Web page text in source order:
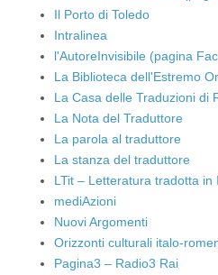
Il Porto di Toledo
Intralinea
l'AutoreInvisibile (pagina
La Biblioteca dell'Estremo
La Casa delle Traduzioni di
La Nota del Traduttore
La parola al traduttore
La stanza del traduttore
LTit – Letteratura tradotta in
mediAzioni
Nuovi Argomenti
Orizzonti culturali italo-
Pagina3 – Radio3 Rai